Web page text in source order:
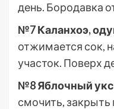
день. Бородавка
№7 Каланхоэ,
отжимается сок,
участок. Поверх
№8 Яблочный
смочить, закрыть